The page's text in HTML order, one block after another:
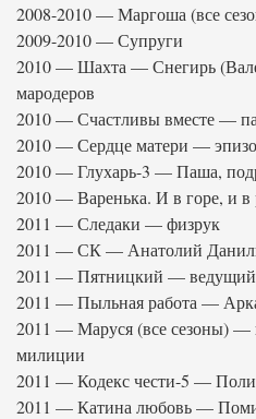
2008-2010 — Маргоша (все
2009-2010 — Супруги
2010 — Шахта — Снегирь
мародеров
2010 — Счастливы вместе —
2010 — Сердце матери —
2010 — Глухарь-3 — Паша,
2010 — Варенька. И в горе, и
2011 — Следаки — физрук
2011 — СК — Анатолий
2011 — Пятницкий —
2011 — Пыльная работа —
2011 — Маруся (все сезоны) —
милиции
2011 — Кодекс чести-5 —
2011 — Катина любовь —